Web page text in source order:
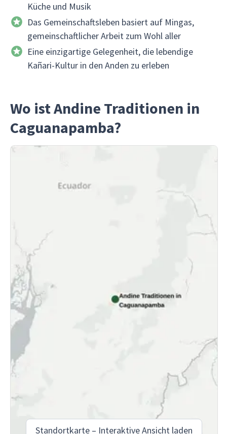
Küche und Musik
Das Gemeinschaftsleben basiert auf Mingas,
gemeinschaftlicher Arbeit zum Wohl aller
Eine einzigartige Gelegenheit, die lebendige
Kañari-Kultur in den Anden zu erleben
Wo ist Andine Traditionen in
Caguanapamba?
Standortkarte – Interaktive Ansicht laden